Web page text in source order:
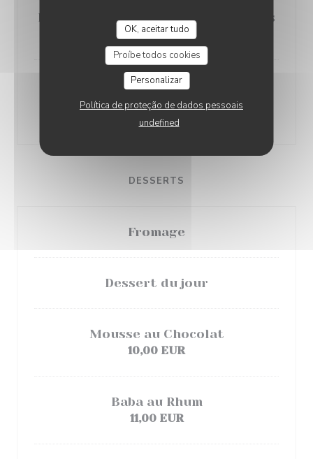
OK, aceitar tudo
Proíbe todos cookies
Personalizar
Política de proteção de dados pessoais
undefined
Poulet au Vin Jaune et aux Morilles
30,00 EUR
Quenelles de Brochet comme à
Nantua
25,00 EUR
DESSERTS
Fromage
Dessert du jour
Mousse au Chocolat
10,00 EUR
Baba au Rhum
11,00 EUR